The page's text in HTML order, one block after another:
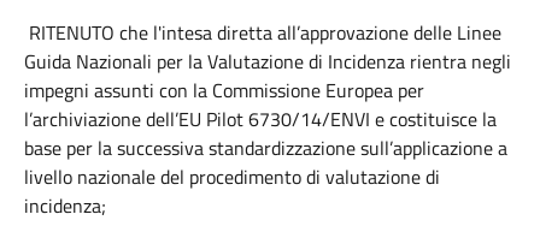
RITENUTO che l'intesa diretta all’approvazione delle Linee
Guida Nazionali per la Valutazione di Incidenza rientra negli
impegni assunti con la Commissione Europea per
l’archiviazione dell’EU Pilot 6730/14/ENVI e costituisce la
base per la successiva standardizzazione sull’applicazione a
livello nazionale del procedimento di valutazione di
incidenza;